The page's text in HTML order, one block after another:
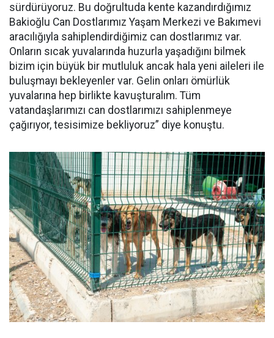
sürdürüyoruz. Bu doğrultuda kente kazandırdığımız
Bakioğlu Can Dostlarımız Yaşam Merkezi ve Bakımevi
aracılığıyla sahiplendirdiğimiz can dostlarımız var.
Onların sıcak yuvalarında huzurla yaşadığını bilmek
bizim için büyük bir mutluluk ancak hala yeni aileleri ile
buluşmayı bekleyenler var. Gelin onları ömürlük
yuvalarına hep birlikte kavuşturalım. Tüm
vatandaşlarımızı can dostlarımızı sahiplenmeye
çağırıyor, tesisimize bekliyoruz” diye konuştu.